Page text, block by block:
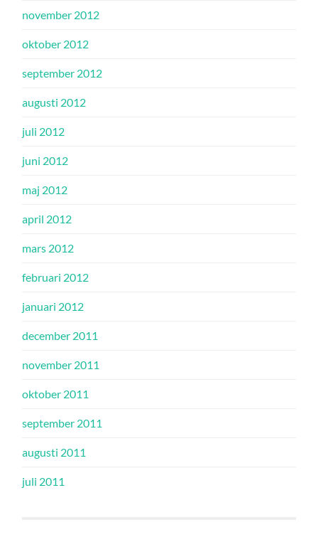
november 2012
oktober 2012
september 2012
augusti 2012
juli 2012
juni 2012
maj 2012
april 2012
mars 2012
februari 2012
januari 2012
december 2011
november 2011
oktober 2011
september 2011
augusti 2011
juli 2011